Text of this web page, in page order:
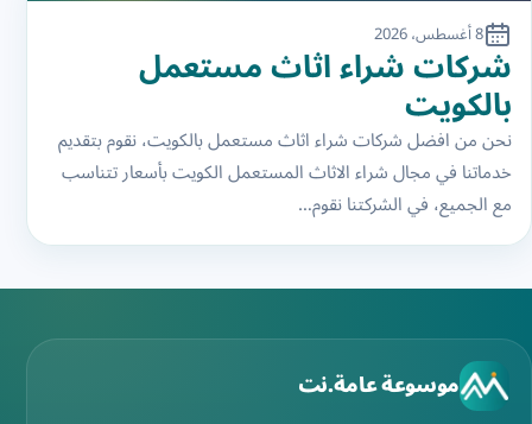
8 أغسطس، 2026
شركات شراء اثاث مستعمل
بالكويت
نحن من افضل شركات شراء اثاث مستعمل بالكويت، نقوم بتقديم
خدماتنا في مجال شراء الاثاث المستعمل الكويت بأسعار تتناسب
مع الجميع، في الشركتنا نقوم…
موسوعة عامة.نت